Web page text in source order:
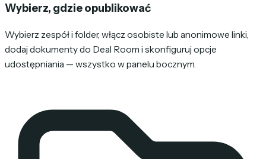
Wybierz, gdzie opublikować
Wybierz zespół i folder, włącz osobiste lub anonimowe linki,
dodaj dokumenty do Deal Room i skonfiguruj opcje
udostępniania — wszystko w panelu bocznym.